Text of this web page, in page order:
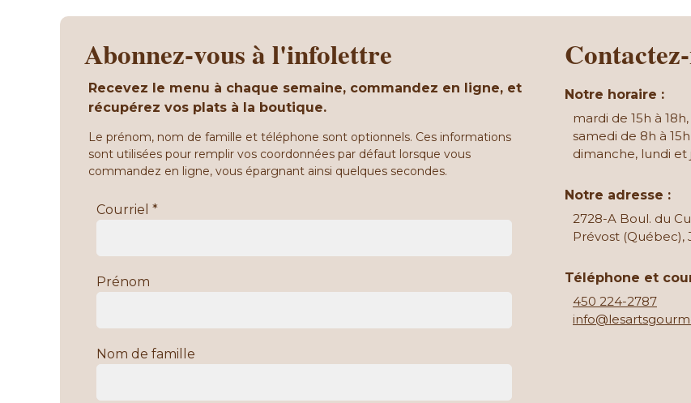
Abonnez-vous à l'infolettre
Recevez le menu à chaque semaine, commandez en ligne, et
récupérez vos plats à la boutique.
Le prénom, nom de famille et téléphone sont optionnels. Ces informations
sont utilisées pour remplir vos coordonnées par défaut lorsque vous
commandez en ligne, vous épargnant ainsi quelques secondes.
Courriel *
Prénom
Nom de famille
Notre horaire :
mardi de 15h à
samedi de 8h à 15h
dimanche, lundi et
Notre adresse :
2728-A Boul. du
Prévost (Québec),
Téléphone et
450 224-2787